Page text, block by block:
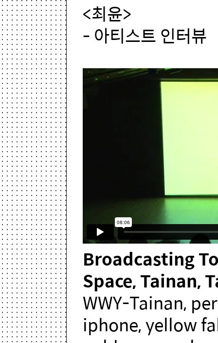
<최윤>
- 아티스트 인터뷰
Broadcasting
Space, Tainan,
WWY-Tainan,
iphone, yellow